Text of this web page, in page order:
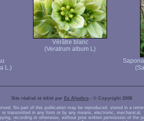
L.)
Vérâtre blanc
(Veratrum album L)
Site réalisé et édité par Ex Algebra- © Copyright 2008
No part of this publication may be reproduced, stored in a
or transmitted in any form or by any means, electronic, mechanical,
recording or otherwise, without prior written permission of the